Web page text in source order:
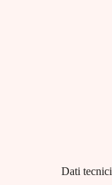
Dati tecnici